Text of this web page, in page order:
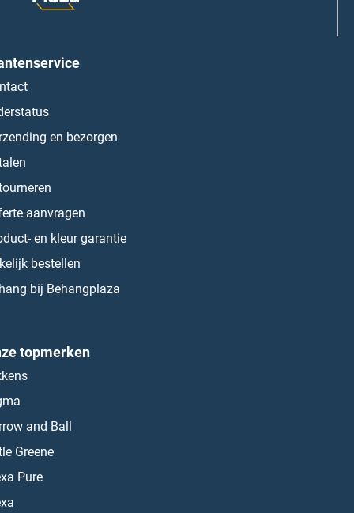
en bezorgen
aanvragen
en kleur garantie
bestellen
bij Behangplaza
topmerken
and Ball
Greene
Pure